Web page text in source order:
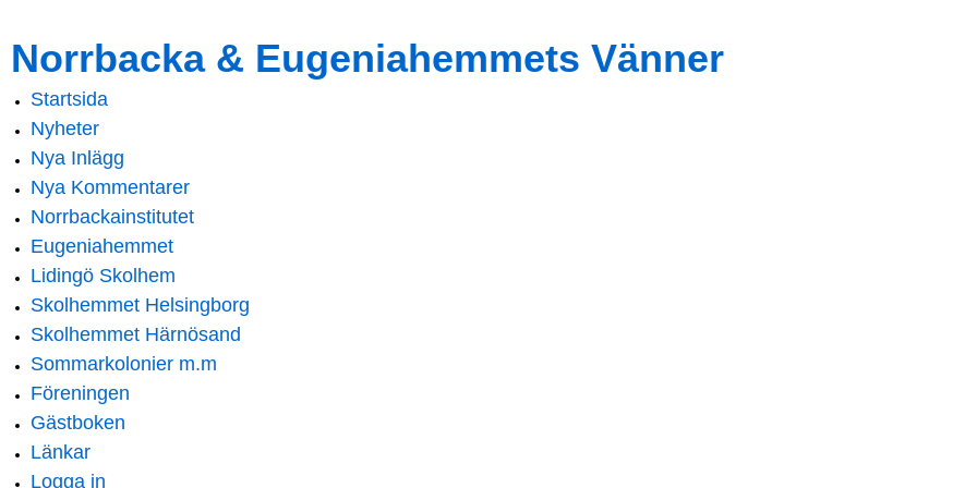
main
content
navigation
Norrbacka & Eugeniahemmets Vänner
Main menu
Startsida
Nyheter
Nya Inlägg
Nya Kommentarer
Norrbackainstitutet
Eugeniahemmet
Lidingö Skolhem
Skolhemmet Helsingborg
Skolhemmet Härnösand
Sommarkolonier m.m
Föreningen
Gästboken
Länkar
Logga in